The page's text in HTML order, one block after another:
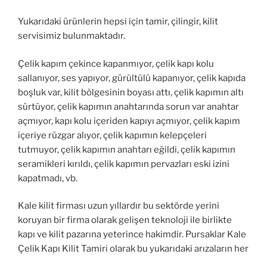
Yukarıdaki ürünlerin hepsi için tamir, çilingir, kilit
servisimiz bulunmaktadır.
Çelik kapım çekince kapanmıyor, çelik kapı kolu
sallanıyor, ses yapıyor, gürültülü kapanıyor, çelik kapıda
boşluk var, kilit bölgesinin boyası attı, çelik kapımın altı
sürtüyor, çelik kapımın anahtarında sorun var anahtar
açmıyor, kapı kolu içeriden kapıyı açmıyor, çelik kapım
içeriye rüzgar alıyor, çelik kapımın kelepçeleri
tutmuyor, çelik kapımın anahtarı eğildi, çelik kapımın
seramikleri kırıldı, çelik kapımın pervazları eski izini
kapatmadı, vb.
Kale kilit firması uzun yıllardır bu sektörde yerini
koruyan bir firma olarak gelişen teknoloji ile birlikte
kapı ve kilit pazarına yeterince hakimdir. Pursaklar Kale
Çelik Kapı Kilit Tamiri olarak bu yukarıdaki arızaların her